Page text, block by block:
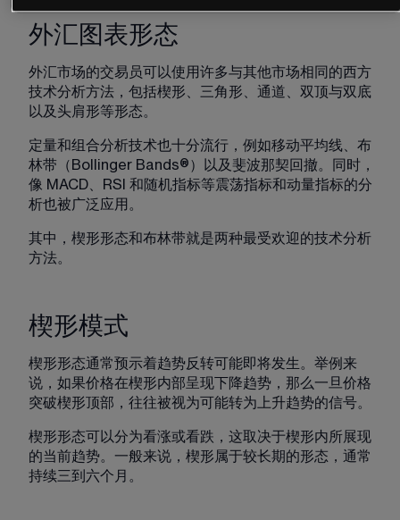
外汇图表形态
外汇市场的交易员可以使用许多与其他市场相同的西方
技术分析方法，包括楔形、三角形、通道、双顶与双底
以及头肩形等形态。
定量和组合分析技术也十分流行，例如移动平均线、布
林带（Bollinger Bands®）以及斐波那契回撤。同时，
像 MACD、RSI 和随机指标等震荡指标和动量指标的分
析也被广泛应用。
其中，楔形形态和布林带就是两种最受欢迎的技术分析
方法。
楔形模式
楔形形态通常预示着趋势反转可能即将发生。举例来
说，如果价格在楔形内部呈现下降趋势，那么一旦价格
突破楔形顶部，往往被视为可能转为上升趋势的信号。
楔形形态可以分为看涨或看跌，这取决于楔形内所展现
的当前趋势。一般来说，楔形属于较长期的形态，通常
持续三到六个月。